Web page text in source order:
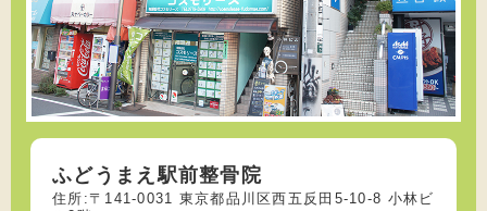
2023/11/02
野球でボールを投げすぎて肩を痛めた方を施術しました
2023/10/29
右肩を痛めた方を施術しました
踵に痛みがある子の施術をしました
ふどうまえ駅前整骨院
住所:〒141-0031 東京都品川区西五反田5-10-8 小林ビ